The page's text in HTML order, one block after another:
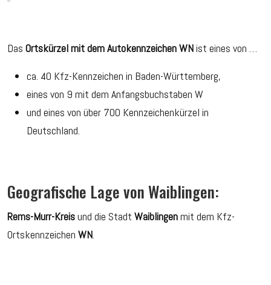
Das Ortskürzel mit dem Autokennzeichen WNist eines von …
ca. 40 Kfz-Kennzeichen in Baden-Württemberg,
eines von 9 mit dem Anfangsbuchstaben W
und eines von über 700 Kennzeichenkürzel in
Deutschland.
Geografische Lage von Waiblingen:
Rems-Murr-Kreisund die Stadt Waiblingenmit dem Kfz-
Ortskennzeichen WN.